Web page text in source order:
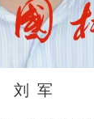
刘 军